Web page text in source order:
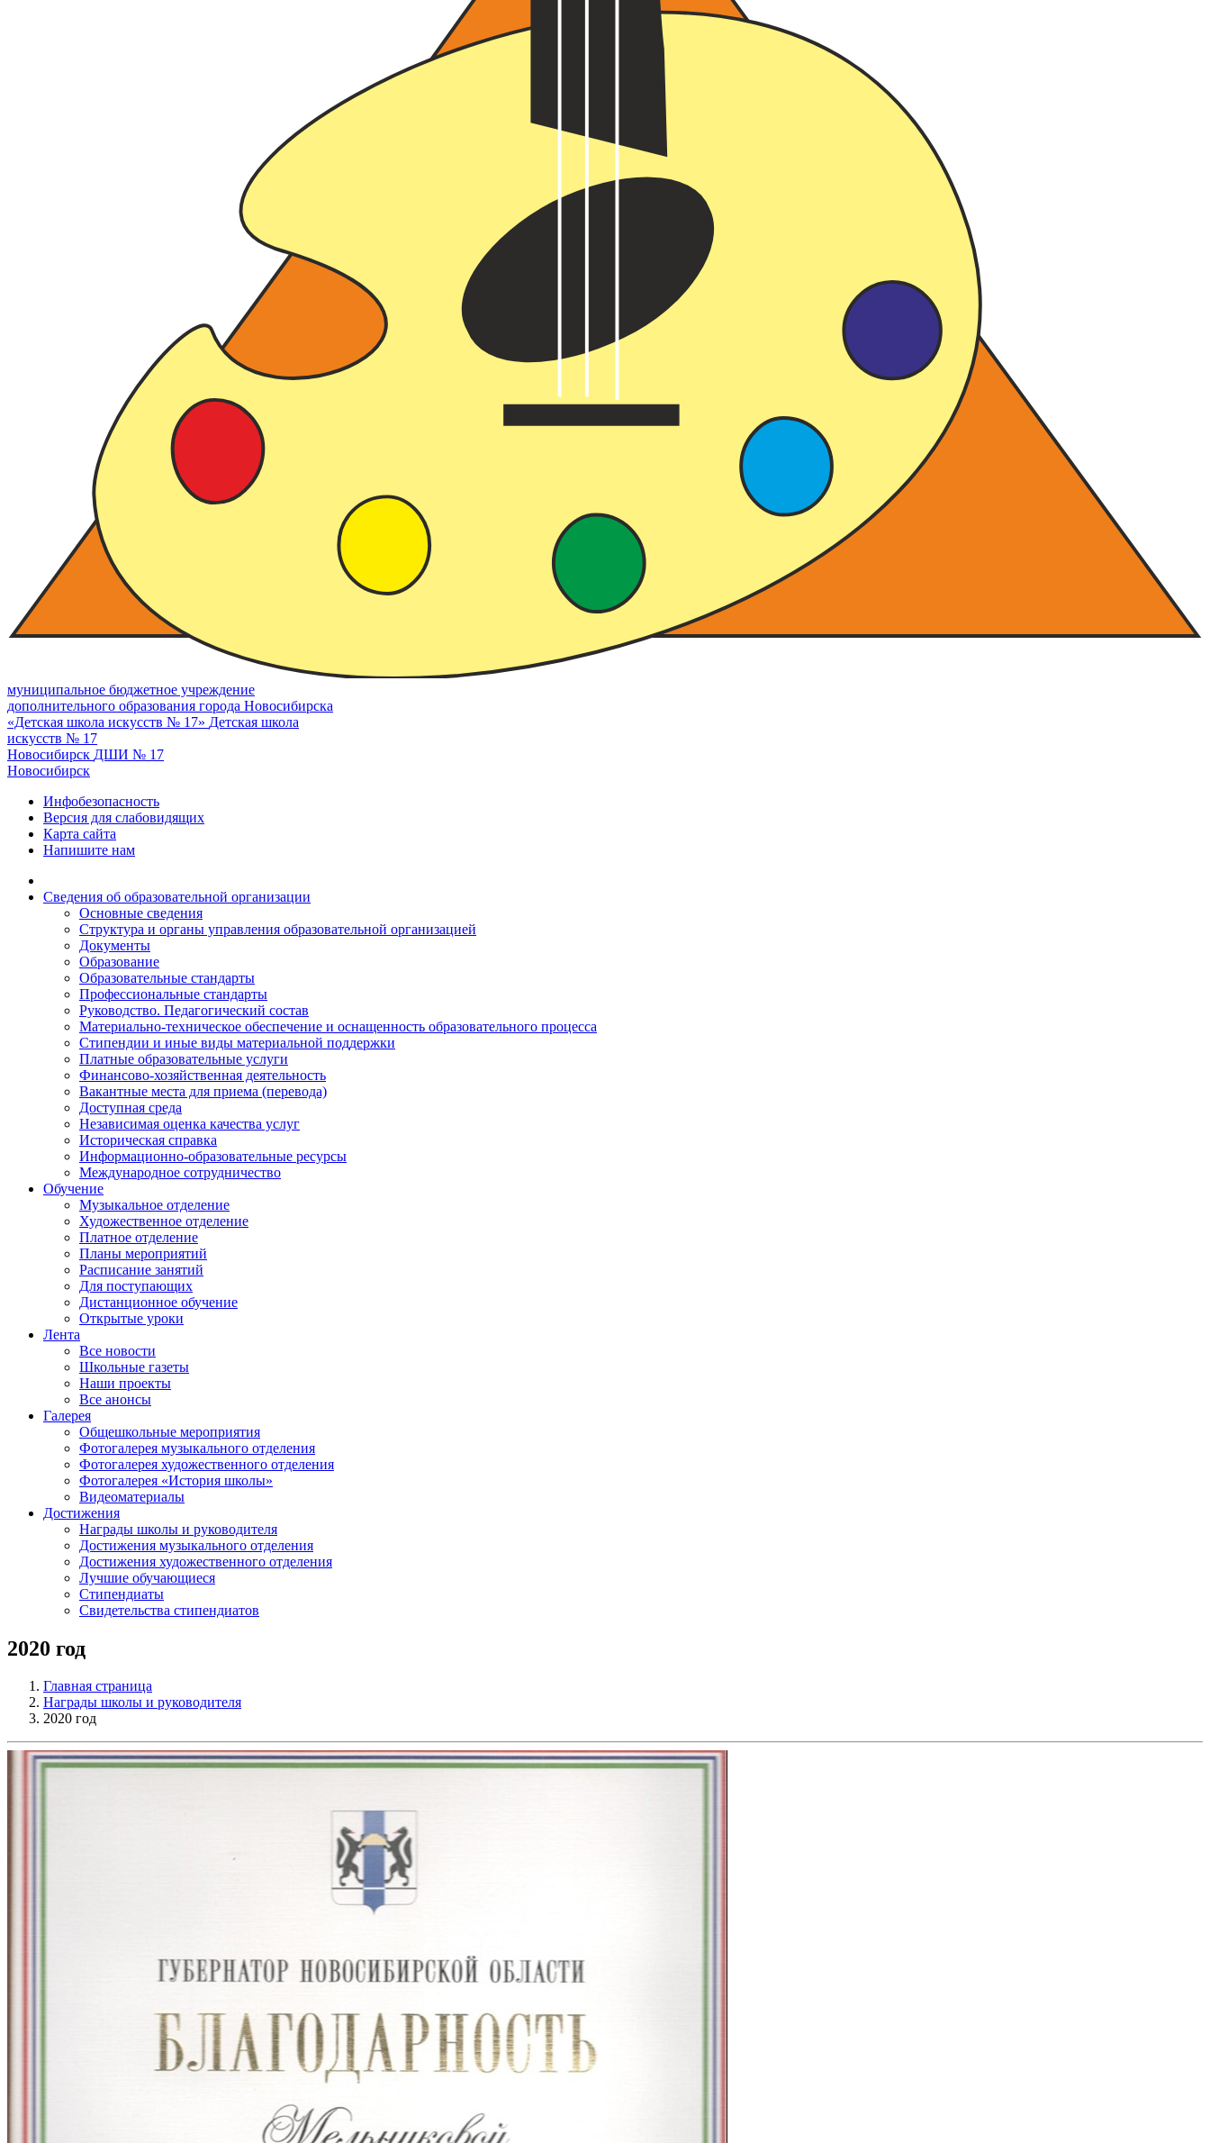
муниципальное бюджетное учреждение
дополнительного образования города Новосибирска
«Детская школа искусств № 17» Детская школа
искусств № 17
Новосибирск ДШИ № 17
Новосибирск
Инфобезопасность
Версия для слабовидящих
Карта сайта
Напишите нам
Сведения об образовательной организации
Основные сведения
Структура и органы управления образовательной организацией
Документы
Образование
Образовательные стандарты
Профессиональные стандарты
Руководство. Педагогический состав
Материально-техническое обеспечение и оснащенность образовательного процесса
Стипендии и иные виды материальной поддержки
Платные образовательные услуги
Финансово-хозяйственная деятельность
Вакантные места для приема (перевода)
Доступная среда
Независимая оценка качества услуг
Историческая справка
Информационно-образовательные ресурсы
Международное сотрудничество
Обучение
Музыкальное отделение
Художественное отделение
Платное отделение
Планы мероприятий
Расписание занятий
Для поступающих
Дистанционное обучение
Открытые уроки
Лента
Все новости
Школьные газеты
Наши проекты
Все анонсы
Галерея
Общешкольные мероприятия
Фотогалерея музыкального отделения
Фотогалерея художественного отделения
Фотогалерея «История школы»
Видеоматериалы
Достижения
Награды школы и руководителя
Достижения музыкального отделения
Достижения художественного отделения
Лучшие обучающиеся
Стипендиаты
Свидетельства стипендиатов
2020 год
Главная страница
Награды школы и руководителя
2020 год